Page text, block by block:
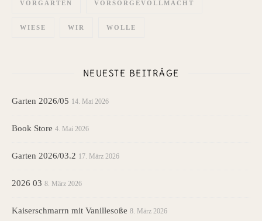
VORGARTEN VORSORGEVOLLMACHT
WIESE WIR WOLLE
NEUESTE BEITRÄGE
Garten 2026/05 14. Mai 2026
Book Store 4. Mai 2026
Garten 2026/03.2 17. März 2026
2026 03 8. März 2026
Kaiserschmarrn mit Vanillesoße 8. März 2026